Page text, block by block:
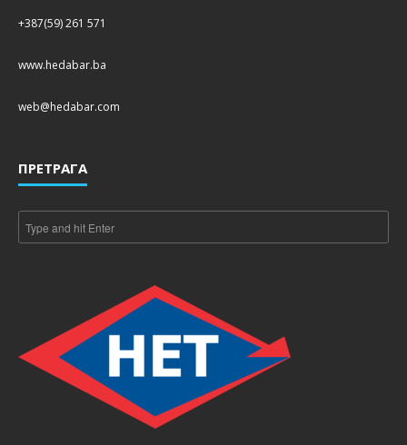
+387(59) 261 571
www.hedabar.ba
web@hedabar.com
ПРЕТРАГА